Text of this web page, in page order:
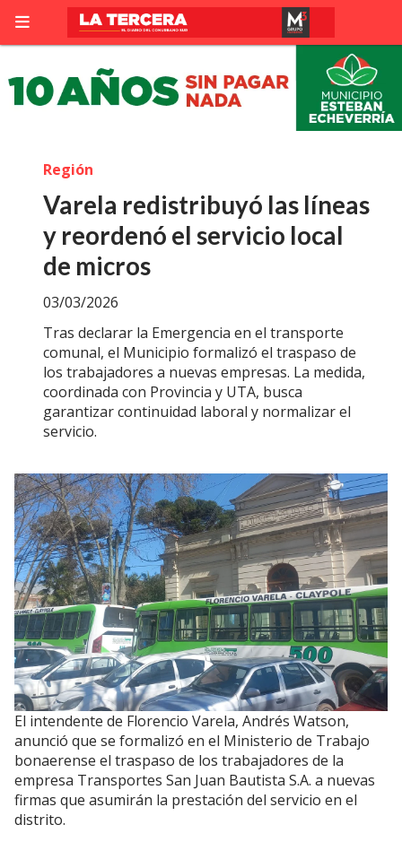
Varela redistribuyó las líneas
y reordenó el servicio local
de micros
Tras declarar la Emergencia en el transporte
comunal, el Municipio formalizó el traspaso de
los trabajadores a nuevas empresas. La medida,
coordinada con Provincia y UTA, busca
garantizar continuidad laboral y normalizar el
servicio.
Región
03/03/2026
El intendente de Florencio Varela, Andrés Watson,
anunció que se formalizó en el Ministerio de Trabajo
bonaerense el traspaso de los trabajadores de la
empresa Transportes San Juan Bautista S.A. a nuevas
firmas que asumirán la prestación del servicio en el
distrito.